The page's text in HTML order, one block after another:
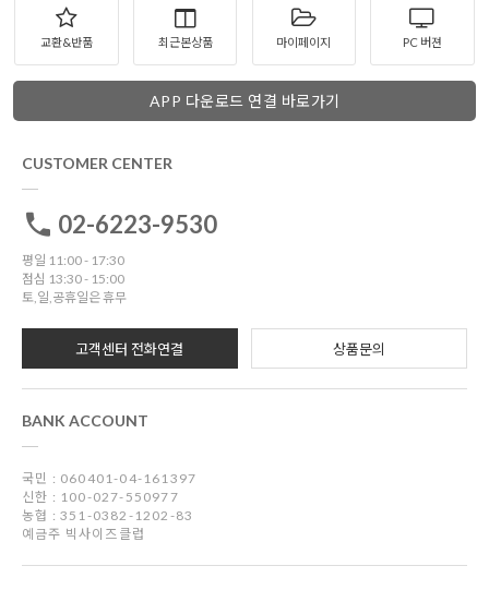
교환&반품 최근본상품 마이페이지 PC 버젼
APP 다운로드 연결 바로가기
CUSTOMER CENTER
02-6223-9530
평일 11:00 - 17:30
점심 13:30 - 15:00
토,일,공휴일은 휴무
고객센터 전화연결 상품문의
BANK ACCOUNT
국민 : 060401-04-161397
신한 : 100-027-550977
농협 : 351-0382-1202-83
예금주 빅사이즈클럽